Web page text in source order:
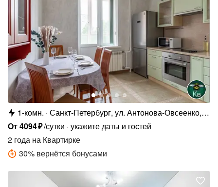
1-комн. Санкт-Петербург, ул. Антонова-Овсеенко,
5к1
От4094₽/сутки укажите даты и гостей
2 года на Квартирке
30% вернётся бонусами